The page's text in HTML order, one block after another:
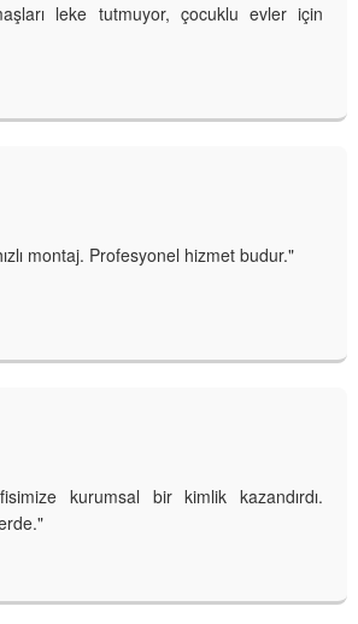
leke tutmuyor, çocuklu evler için
montaj. Profesyonel hizmet budur."
kurumsal bir kimlik kazandırdı.